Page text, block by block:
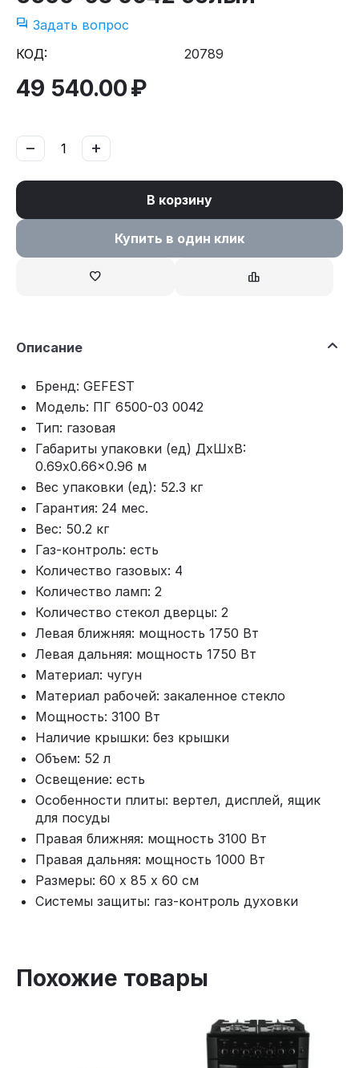
Задать вопрос
КОД:
20789
49 540.00₽
+
−
В корзину
Купить в один клик
Описание
Бренд: GEFEST
Модель: ПГ 6500-03 0042
Тип: газовая
Габариты упаковки (ед) ДхШхВ:
0.69x0.66x0.96 м
Вес упаковки (ед): 52.3 кг
Гарантия: 24 мес.
Вес: 50.2 кг
Газ-контроль: есть
Количество газовых: 4
Количество ламп: 2
Количество стекол дверцы: 2
Левая ближняя: мощность 1750 Вт
Левая дальняя: мощность 1750 Вт
Материал: чугун
Материал рабочей: закаленное стекло
Мощность: 3100 Вт
Наличие крышки: без крышки
Объем: 52 л
Освещение: есть
Особенности плиты: вертел, дисплей, ящик
для посуды
Правая ближняя: мощность 3100 Вт
Правая дальняя: мощность 1000 Вт
Размеры: 60 х 85 х 60 см
Системы защиты: газ-контроль духовки
Похожие товары